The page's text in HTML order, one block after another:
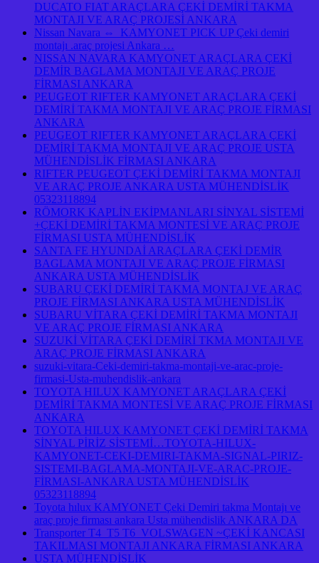
DUCATO FIAT ARAÇLARA ÇEKİ DEMİRİ TAKMA
MONTAJI VE ARAÇ PROJESİ ANKARA
Nissan Navara ⇔ KAMYONET PICK UP Çeki demiri
montajı .araç projesi Ankara …
NISSAN NAVARA KAMYONET ARAÇLARA ÇEKİ
DEMİR BAGLAMA MONTAJI VE ARAÇ PROJE
FİRMASI ANKARA
PEUGEOT RIFTER KAMYONET ARAÇLARA ÇEKİ
DEMİRİ TAKMA MONTAJI VE ARAÇ PROJE FİRMASI
ANKARA
PEUGEOT RIFTER KAMYONET ARAÇLARA ÇEKİ
DEMİRİ TAKMA MONTAJI VE ARAÇ PROJE USTA
MÜHENDİSLİK FİRMASI ANKARA
RIFTER PEUGEOT ÇEKİ DEMİRİ TAKMA MONTAJI
VE ARAÇ PROJE ANKARA USTA MÜHENDİSLİK
05323118894
RÖMORK KAPLİN EKİPMANLARI SİNYAL SİSTEMİ
+ÇEKİ DEMİRİ TAKMA MONTESİ VE ARAÇ PROJE
FİRMASI USTA MÜHENDİSLİK
SANTA FE HYUNDAİ ARAÇLARA ÇEKİ DEMİR
BAGLAMA MONTAJI VE ARAÇ PROJE FİRMASI
ANKARA USTA MÜHENDİSLİK
SUBARU ÇEKİ DEMİRİ TAKMA MONTAJ VE ARAÇ
PROJE FİRMASI ANKARA USTA MÜHENDİSLİK
SUBARU VİTARA ÇEKİ DEMİRİ TAKMA MONTAJI
VE ARAÇ PROJE FİRMASI ANKARA
SUZUKİ VİTARA ÇEKİ DEMİRİ TKMA MONTAJI VE
ARAÇ PROJE FİRMASI ANKARA
suzuki-vitara-Ceki-demiri-takma-montaji-ve-arac-proje-
firmasi-Usta-muhendislik-ankara
TOYOTA HILUX KAMYONET ARAÇLARA ÇEKİ
DEMİRİ TAKMA MONTESİ VE ARAÇ PROJE FİRMASI
ANKARA
TOYOTA HILUX KAMYONET ÇEKİ DEMİRİ TAKMA
SİNYAL PİRİZ SİSTEMİ…TOYOTA-HILUX-
KAMYONET-CEKI-DEMIRI-TAKMA-SIGNAL-PIRIZ-
SISTEMI-BAGLAMA-MONTAJI-VE-ARAC-PROJE-
FİRMASI-ANKARA USTA MÜHENDİSLİK
05323118894
Toyota hılux KAMYONET Çeki Demiri takma Montajı ve
araç proje firması ankara Usta mühendislik ANKARA DA
Transporter T4 T5 T6 VOLSWAGEN ~ÇEKİ KANCASI
TAKILMASI MONTAJI ANKARA FİRMASI ANKARA
USTA MÜHENDİSLİK